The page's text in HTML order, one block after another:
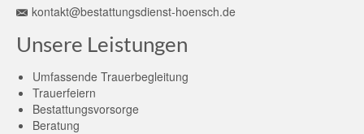
kontakt@bestattungsdienst-hoensch.de
Unsere Leistungen
Umfassende Trauerbegleitung
Trauerfeiern
Bestattungsvorsorge
Beratung